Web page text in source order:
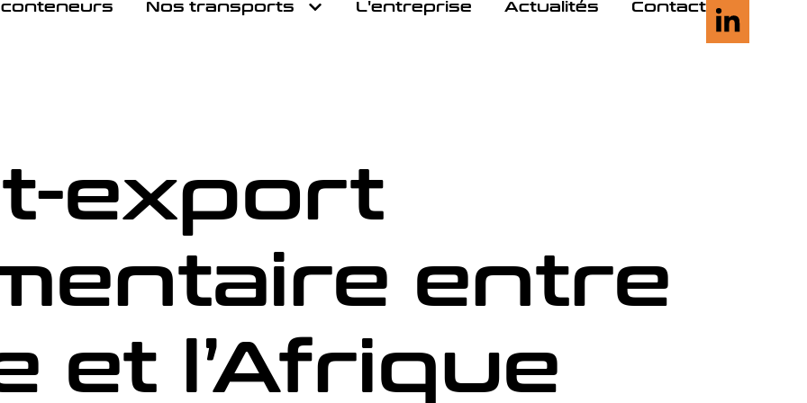
conteneurs Nos transports L'entreprise Actualités Contact
export
entre
et l’Afrique